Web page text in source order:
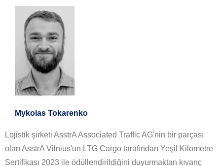
Mykolas Tokarenko
Lojistik şirketi AsstrA Associated Traffic AG'nin bir parçası
olan AsstrA Vilnius'un LTG Cargo tarafından Yeşil Kilometre
Sertifikası 2023 ile ödüllendirildiğini duyurmaktan kıvanç